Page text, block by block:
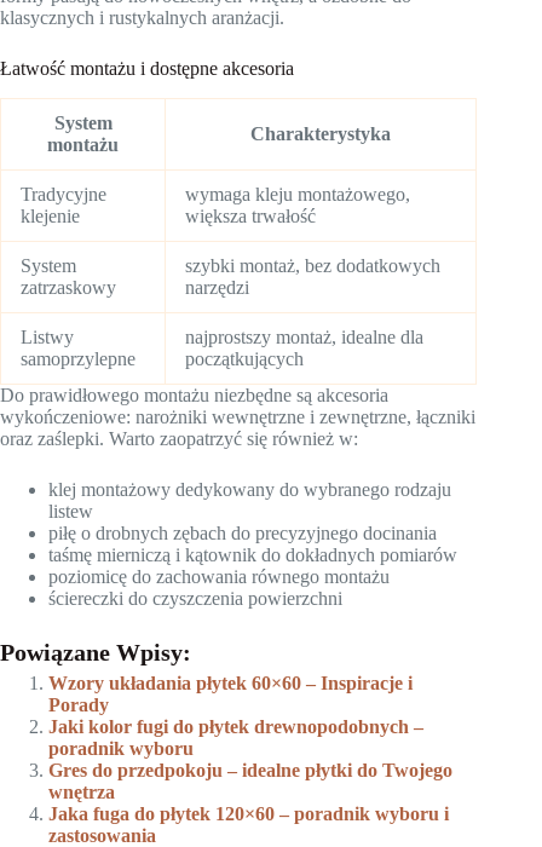
klasycznych i rustykalnych aranżacji.
Łatwość montażu i dostępne akcesoria
System
montażu
Charakterystyka
Tradycyjne
klejenie
wymaga kleju montażowego,
większa trwałość
System
zatrzaskowy
szybki montaż, bez dodatkowych
narzędzi
Listwy
samoprzylepne
najprostszy montaż, idealne dla
początkujących
Do prawidłowego montażu niezbędne są akcesoria
wykończeniowe: narożniki wewnętrzne i zewnętrzne, łączniki
oraz zaślepki. Warto zaopatrzyć się również w:
klej montażowy dedykowany do wybranego rodzaju
listew
piłę o drobnych zębach do precyzyjnego docinania
taśmę mierniczą i kątownik do dokładnych pomiarów
poziomicę do zachowania równego montażu
ściereczki do czyszczenia powierzchni
Powiązane Wpisy:
Wzory układania płytek 60×60 – Inspiracje i
Porady
Jaki kolor fugi do płytek drewnopodobnych –
poradnik wyboru
Gres do przedpokoju – idealne płytki do Twojego
wnętrza
Jaka fuga do płytek 120×60 – poradnik wyboru i
zastosowania